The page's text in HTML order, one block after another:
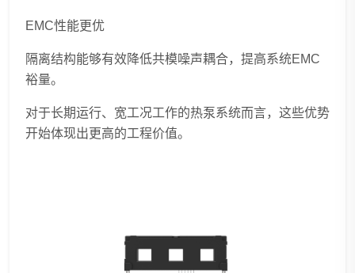
EMC性能更优
隔离结构能够有效降低共模噪声耦合，提高系统EMC
裕量。
对于长期运行、宽工况工作的热泵系统而言，这些优势
开始体现出更高的工程价值。